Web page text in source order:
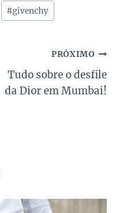
#givenchy
PRÓXIMO
Tudo sobre o desfile
da Dior em Mumbai!